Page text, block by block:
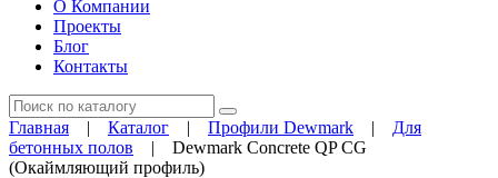
О Компании
Проекты
Блог
Контакты
Поиск
Главная | Каталог | Профили Dewmark | Для
бетонных полов | Dewmark Concrete QP CG
(Окаймляющий профиль)